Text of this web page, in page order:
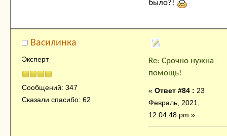
было?!
Василинка
Эксперт
Сообщений: 347
Сказали спасибо: 62
Re: Срочно нужна
помощь!
« Ответ #84 : 23
Февраль, 2021,
12:04:48 pm »